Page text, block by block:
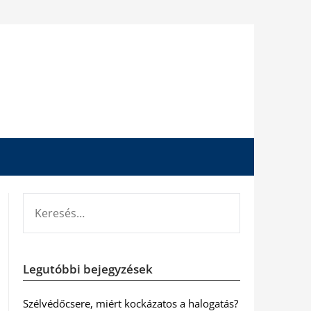
Legutóbbi bejegyzések
Szélvédőcsere, miért kockázatos a halogatás?